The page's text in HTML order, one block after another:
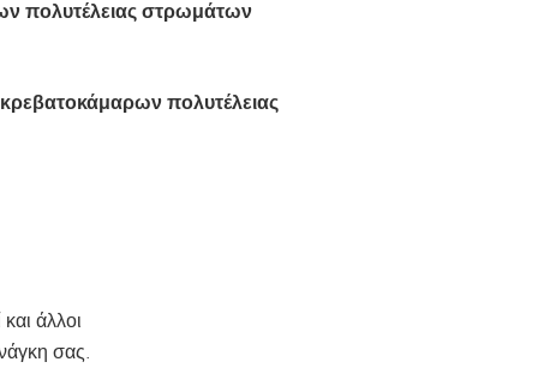
πολυτέλειας στρωμάτων
πολυτέλειας
άλλοι
σας.